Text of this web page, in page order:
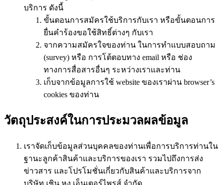
บริการ ดังนี้
ขั้นตอนการสมัครใช้บริการกับเรา หรือขั้นตอนการ
ยื่นคำร้องขอใช้สิทธิ์ต่างๆ กับเรา
จากความสมัครใจของท่าน ในการทำแบบสอบถาม
(survey) หรือ การโต้ตอบทาง email หรือ ช่อง
ทางการสื่อสารอื่นๆ ระหว่างเราและท่าน
เก็บจากข้อมูลการใช้ website ของเราผ่าน browser’s
cookies ของท่าน
วัตถุประสงค์ในการประมวลผลข้อมูล
เราจัดเก็บข้อมูลส่วนบุคคลของท่านเพื่อการบริการท่านใน
ฐานะลูกค้าสินค้าและบริการของเรา รวมไปถึงการส่ง
ข่าวสาร และโปรโมชั่นเกี่ยวกับสินค้าและบริการจาก
บริษัท เชิน หง เอ็นเตอร์ไพรส์ จำกัด